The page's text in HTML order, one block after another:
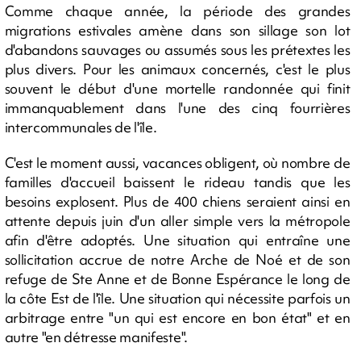
Comme chaque année, la période des grandes
migrations estivales amène dans son sillage son lot
d'abandons sauvages ou assumés sous les prétextes les
plus divers. Pour les animaux concernés, c'est le plus
souvent le début d'une mortelle randonnée qui finit
immanquablement dans l'une des cinq fourrières
intercommunales de l'île.
C'est le moment aussi, vacances obligent, où nombre de
familles d'accueil baissent le rideau tandis que les
besoins explosent. Plus de 400 chiens seraient ainsi en
attente depuis juin d'un aller simple vers la métropole
afin d'être adoptés. Une situation qui entraîne une
sollicitation accrue de notre Arche de Noé et de son
refuge de Ste Anne et de Bonne Espérance le long de
la côte Est de l'île. Une situation qui nécessite parfois un
arbitrage entre "un qui est encore en bon état" et en
autre "en détresse manifeste".